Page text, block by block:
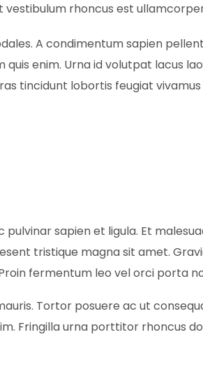
vestibulum rhoncus est
A condimentum sapien
quis enim. Urna id volutpat lacus
tincidunt lobortis feugiat vivamus
sapien et ligula. Et
tristique magna sit amet.
fermentum leo vel orci porta
Tortor posuere ac ut
Fringilla urna porttitor rhoncus